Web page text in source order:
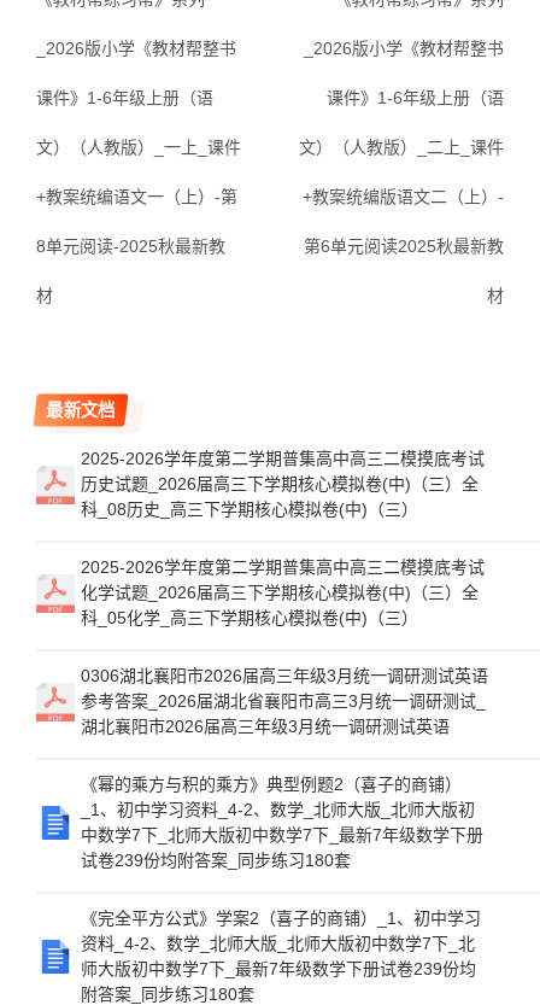
_2026版小学《教材帮整书
课件》1-6年级上册（语
文）（人教版）_一上_课件
+教案统编语文一（上）-第
8单元阅读-2025秋最新教
材
_2026版小学《教材帮整书
课件》1-6年级上册（语
文）（人教版）_二上_课件
+教案统编版语文二（上）-
第6单元阅读2025秋最新教
材
最新文档
2025-2026学年度第二学期普集高中高三二模摸底考试
历史试题_2026届高三下学期核心模拟卷(中)（三）全
科_08历史_高三下学期核心模拟卷(中)（三）
2025-2026学年度第二学期普集高中高三二模摸底考试
化学试题_2026届高三下学期核心模拟卷(中)（三）全
科_05化学_高三下学期核心模拟卷(中)（三）
0306湖北襄阳市2026届高三年级3月统一调研测试英语
参考答案_2026届湖北省襄阳市高三3月统一调研测试_
湖北襄阳市2026届高三年级3月统一调研测试英语
《幂的乘方与积的乘方》典型例题2（喜子的商铺）
_1、初中学习资料_4-2、数学_北师大版_北师大版初
中数学7下_北师大版初中数学7下_最新7年级数学下册
试卷239份均附答案_同步练习180套
《完全平方公式》学案2（喜子的商铺）_1、初中学习
资料_4-2、数学_北师大版_北师大版初中数学7下_北
师大版初中数学7下_最新7年级数学下册试卷239份均
附答案_同步练习180套